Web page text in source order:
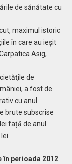
de sănătate cu
maximul istoric
în care au ieşit
Asig,
de
a fost de
cu anul
brute subscrise
față de anul
în perioada 2012